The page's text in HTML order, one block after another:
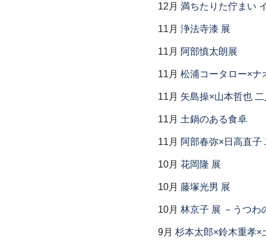
12月 満ちたりた佇まい
11月 浄法寺漆 展
11月 阿部慎太朗展
11月 松浦コータロー×ナ
11月 矢島操×山本哲也
11月 土鍋のある食卓
11月 阿部春弥×日高直子
10月 花岡隆 展
10月 藤塚光男 展
10月 林京子 展 －うつわ
9月 杉本太郎×鈴木重孝×